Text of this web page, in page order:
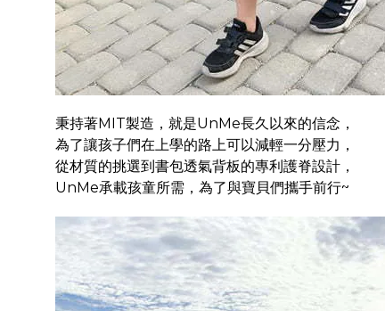
秉持著MIT製造，就是UnMe長久以來的信念，
為了讓孩子們在上學的路上可以減輕一分壓力，
從材質的挑選到書包透氣背板的專利護脊設計，
UnMe承載孩童所需，為了與寶貝們攜手前行~